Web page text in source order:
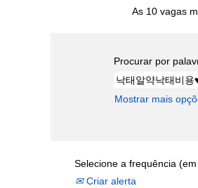
As 10 vagas
Procurar por
Mostrar mais
Selecione a frequência
Criar alerta